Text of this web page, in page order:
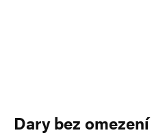
Dary bez omezení